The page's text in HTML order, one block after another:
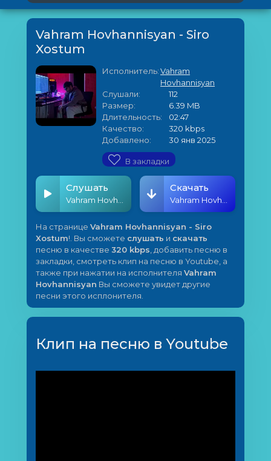
Vahram Hovhannisyan - Siro
Xostum
Исполнитель:Vahram
Hovhannisyan
Слушали:
112
Размер:
6.39 MB
Длительность:
02:47
Качество:
320 kbps
Добавлено:
30 янв 2025
В закладки
Слушать Скачать
На странице Vahram Hovhannisyan - Siro
Xostum!. Вы сможете слушать и скачать
песню в качестве 320 kbps , добавить песню в
закладки, смотреть клип на песню в Youtube, а
также при нажатии на исполнителя Vahram
Hovhannisyan Вы сможете увидет другие
песни этого исплонителя.
Клип на песню в Youtube